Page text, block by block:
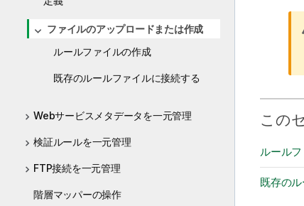
ファイルのアップロードまたは作成
ルールファイルの作成
既存のルールファイルに接続する
Webサービスメタデータを一元管理
検証ルールを一元管理
FTP接続を一元管理
階層マッパーの操作
この
ルール
既存の